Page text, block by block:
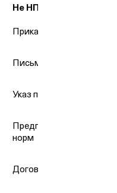
Не НПА
Приказ об увольнении
Письмо правительства
Указ президента о
Предписание МЧС для
норм
Договор аренды с